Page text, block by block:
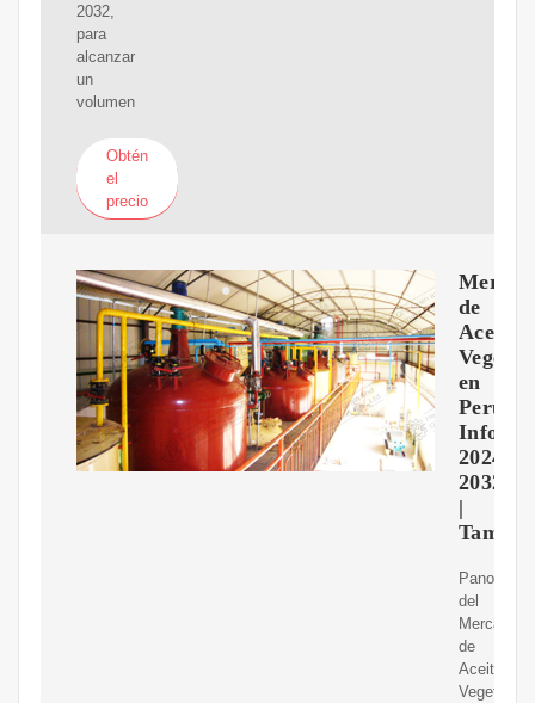
2032,
para
alcanzar
un
volumen
Obtén
el
precio
de
Aceite
Vegetal
en
Perú,
2024-
2032
|
Tamano
Panorama
del
Mercado
de
Aceite
Vegetal